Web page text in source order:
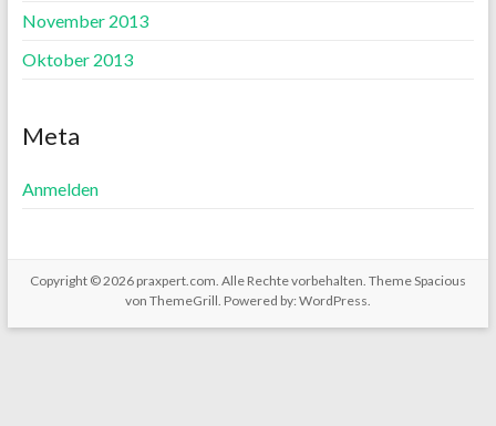
November 2013
Oktober 2013
Meta
Anmelden
Copyright © 2026 praxpert.com . Alle Rechte vorbehalten. ThemeSpacious
von ThemeGrill. Powered by: WordPress